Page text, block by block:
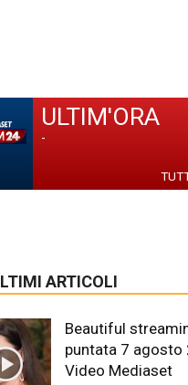
ULTIM'ORA
-
ARTICOLI
Beautiful
puntata 7 agosto
Video Mediaset